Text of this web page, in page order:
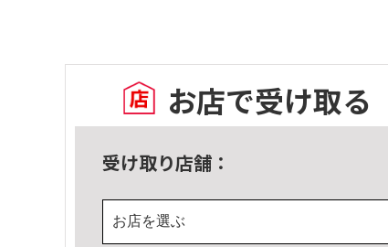
お店で受け取る
受け取り店舗：
お店を選ぶ